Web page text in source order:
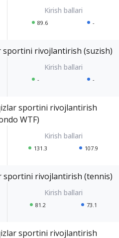
89.6 -
rivojlantirish (suzish)
- -
sportini rivojlantirish
WTF)
131.3 107.9
sportini rivojlantirish (tennis)
81.2 73.1
sportini rivojlantirish